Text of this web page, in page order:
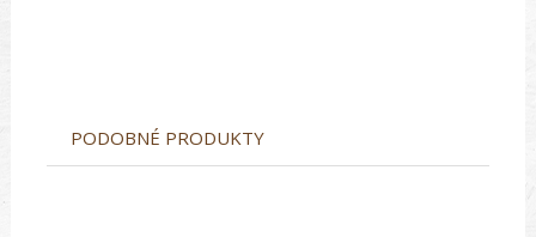
PODOBNÉ PRODUKTY